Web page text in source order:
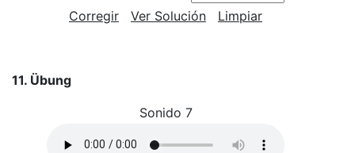
Corregir
Ver Solución Limpiar
11. Übung
Sonido 7